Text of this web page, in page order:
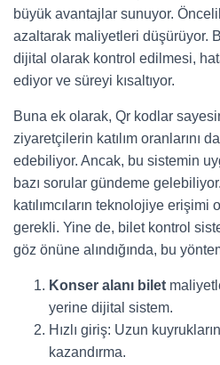
büyük avantajlar sunuyor.
azaltarak maliyetleri düşürüyor.
dijital olarak kontrol edilmesi,
ediyor ve süreyi kısaltıyor.
Buna ek olarak, Qr kodlar
ziyaretçilerin katılım oranlarını
edebiliyor. Ancak, bu sistemin
bazı sorular gündeme
katılımcıların teknolojiye erişimi
gerekli. Yine de, bilet kontrol
göz önüne alındığında, bu
Konser alanı bilet
yerine dijital sistem.
Hızlı giriş: Uzun
kazandırma.